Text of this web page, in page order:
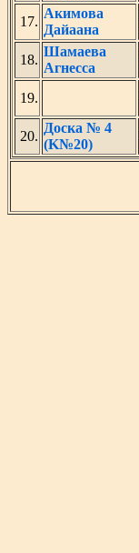
17.
Акимова
Дайаана
18.
Шамаева
Агнесса
19.
20.
Доска № 4
(K№20)